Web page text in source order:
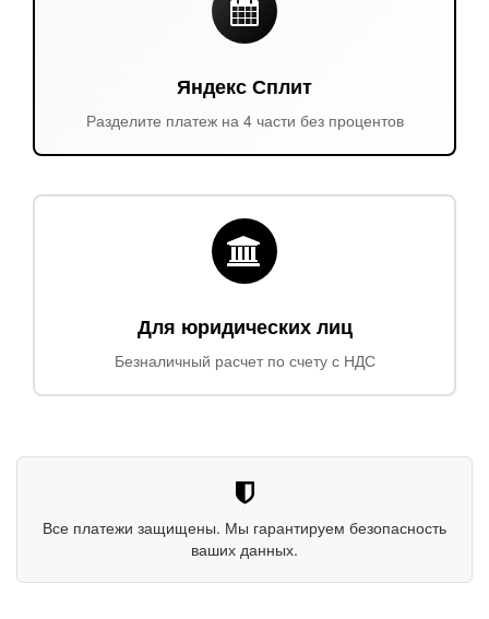
Яндекс Сплит
Разделите платеж на 4 части без процентов
Для юридических лиц
Безналичный расчет по счету с НДС
Все платежи защищены. Мы гарантируем безопасность
ваших данных.